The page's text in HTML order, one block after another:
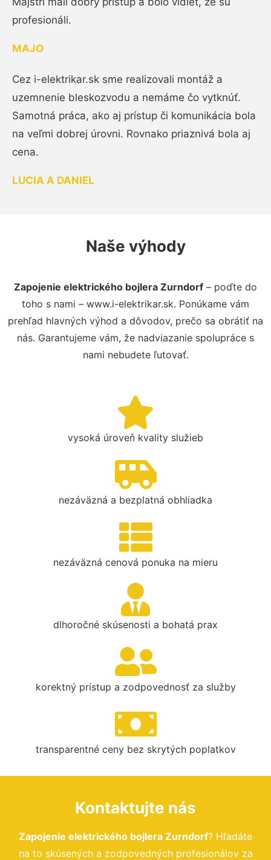
profesionáli.
MAJO
Cez i-elektrikar.sk sme realizovali montáž a
uzemnenie bleskozvodu a nemáme čo vytknúť.
Samotná práca, ako aj prístup či komunikácia bola
na veľmi dobrej úrovni. Rovnako priaznivá bola aj
cena.
LUCIA A DANIEL
Naše výhody
Zapojenie elektrického bojlera Zurndorf – poďte do
toho s nami – www.i-elektrikar.sk. Ponúkame vám
prehľad hlavných výhod a dôvodov, prečo sa obrátiť na
nás. Garantujeme vám, že nadviazanie spolupráce s
nami nebudete ľutovať.
vysoká úroveň kvality služieb
nezáväzná a bezplatná obhliadka
nezáväzná cenová ponuka na mieru
dlhoročné skúsenosti a bohatá prax
korektný prístup a zodpovednosť za služby
transparentné ceny bez skrytých poplatkov
Kontaktujte nás
Zapojenie elektrického bojlera Zurndorf? Hľadáte
na to skúsených a zodpovedných profesionálov za